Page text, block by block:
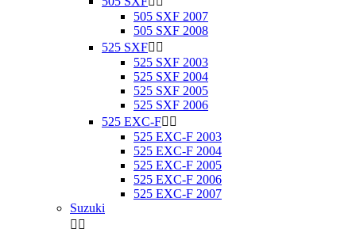
505 SXF 2007
505 SXF 2008
525 SXF 
525 SXF 2003
525 SXF 2004
525 SXF 2005
525 SXF 2006
525 EXC-F 
525 EXC-F 2003
525 EXC-F 2004
525 EXC-F 2005
525 EXC-F 2006
525 EXC-F 2007
Suzuki
 